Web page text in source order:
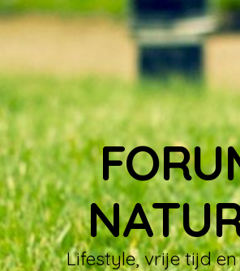
Lifestyle, vrije tijd